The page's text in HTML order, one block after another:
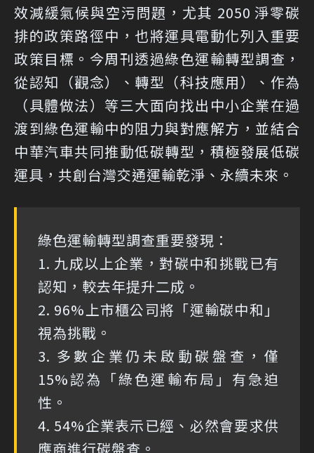
效減緩氣候與空污問題，尤其 2050 淨零碳
排的政策路徑中，也將運具電動化列入重要
政策目標。今周刊透過綠色運輸轉型調查，
從認知（觀念）、轉型（科技應用）、作為
（具體做法）等三大面向找出中小企業在過
渡到綠色運輸中的阻力與對應解方，並結合
中華汽車共同推動低碳轉型，積極發展低碳
運具，共創台灣交通運輸乾淨、永續未來。
綠色運輸轉型調查重要發現：
1. 九成以上企業，對碳中和挑戰已有
認知，較去年提升二成。
2. 96%上市櫃公司將「運輸碳中和」
視為挑戰。
3. 多數企業仍未啟動碳盤查，僅
15%認為「綠色運輸布局」有急迫
性。
4. 54%企業表示已經、必然會要求供
應商進行碳盤查。